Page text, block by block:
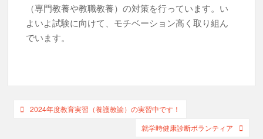
（専門教養や教職教養）の対策を行っています。い
よいよ試験に向けて、モチベーション高く取り組ん
でいます。
投
2024年度教育実習（養護教諭）の実習中です！
就学時健康診断ボランティア